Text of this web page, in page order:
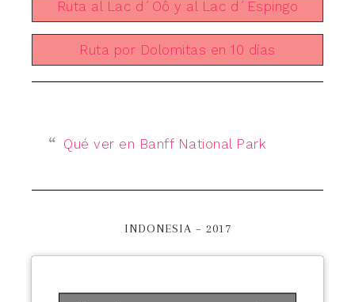
Ruta al Lac d´Oô y al Lac d´Espingo
Ruta por Dolomitas en 10 días
Qué ver en Banff National Park
INDONESIA – 2017